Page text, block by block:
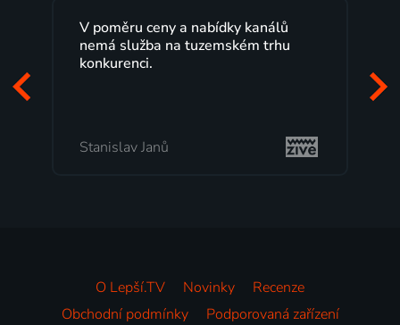
V poměru ceny a nabídky kanálů
nemá služba na tuzemském trhu
konkurenci.
Stanislav Janů
O Lepší.TV Novinky
Recenze
Obchodní podmínky
Podporovaná zařízení